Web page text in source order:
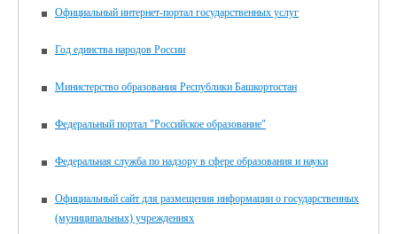
21 мая 2026 года – по учебным предметам «Русский язык»,
25 мая 2026 года – по учебным предметам «Математика»,
29 мая 2026 года – по учебному предмету «Труд
Желаем всем выпускникам успехов!!!
Официальный интернет-портал государственных услуг
Год единства народов России
Министерство образования Республики Башкортостан
Федеральный портал "Российское образование"
Федеральная служба по надзору в сфере образования и науки
Официальный сайт для размещения информации о государственных
(муниципальных) учреждениях